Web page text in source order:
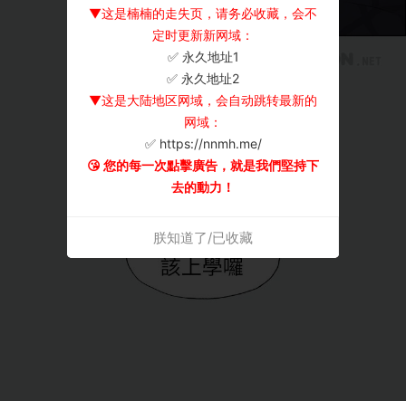
▼这是楠楠的走失页，请务必收藏，会不
定时更新新网域：
✅ 永久地址1
✅ 永久地址2
▼这是大陆地区网域，会自动跳转最新的
网域：
✅ https://nnmh.me/
😘 您的每一次點擊廣告，就是我們堅持下
去的動力！
朕知道了/已收藏